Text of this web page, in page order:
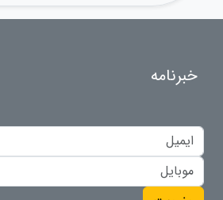
خبرنامه